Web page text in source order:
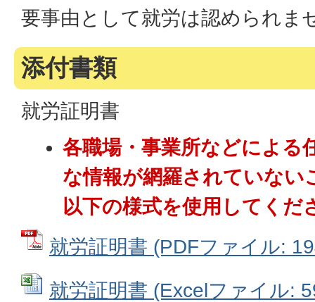
要事由として就労は認められま
添付書類
就労証明書
各職場・事業所などによる
な情報が網羅されていない
以下の様式を使用してくだ
就労証明書 (PDFファイル:
就労証明書 (Excelファイル: